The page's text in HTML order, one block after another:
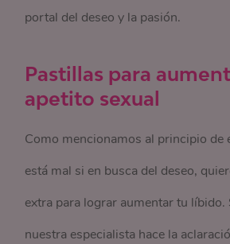
portal del deseo y la pasión.
Pastillas para
apetito sexual
Como mencionamos al principio de
está mal si en busca del deseo,
extra para lograr aumentar tu líbido.
nuestra especialista hace la